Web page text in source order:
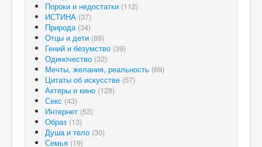
Пороки и недостатки (112)
ИСТИНА (37)
Природа (34)
Отцы и дети (88)
Гений и безумство (39)
Одиночество (32)
Мечты, желания, реальность (69)
Цитаты об искусстве (57)
Актеры и кино (128)
Секс (43)
Интернет (53)
Образ (13)
Душа и тело (30)
Семья (19)